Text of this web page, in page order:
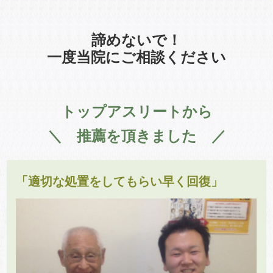
諦めないで！
一度当院にご相談ください
トップアスリートから
＼ 推薦を頂きました ／
「適切な処置をしてもらい早く回復」